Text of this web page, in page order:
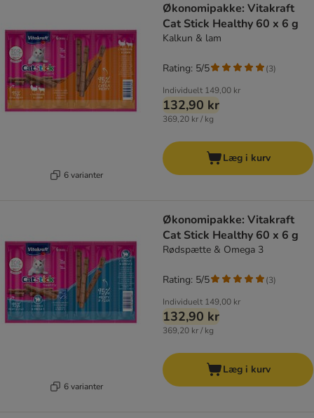
6 varianter
Økonomipakke: Vitakraft
Cat Stick Healthy 60 x 6 g
Kalkun & lam
Individuelt 149,00 kr
132,90 kr
369,20 kr / kg
Rating: 5/5 (3)
Læg i kurv
6 varianter
Økonomipakke: Vitakraft
Cat Stick Healthy 60 x 6 g
Rødspætte & Omega 3
Individuelt 149,00 kr
132,90 kr
369,20 kr / kg
Rating: 5/5 (3)
Læg i kurv